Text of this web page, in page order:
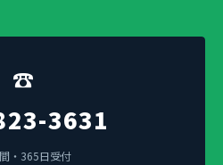
☎
3631
・365日受付